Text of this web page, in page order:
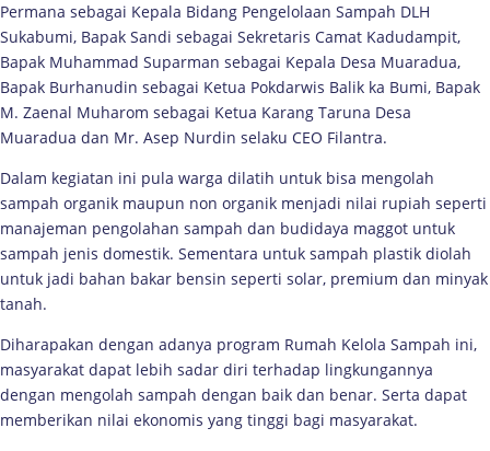
Permana sebagai Kepala Bidang Pengelolaan Sampah DLH
Sukabumi, Bapak Sandi sebagai Sekretaris Camat Kadudampit,
Bapak Muhammad Suparman sebagai Kepala Desa Muaradua,
Bapak Burhanudin sebagai Ketua Pokdarwis Balik ka Bumi, Bapak
M. Zaenal Muharom sebagai Ketua Karang Taruna Desa
Muaradua dan Mr. Asep Nurdin selaku CEO Filantra.
Dalam kegiatan ini pula warga dilatih untuk bisa mengolah
sampah organik maupun non organik menjadi nilai rupiah seperti
manajeman pengolahan sampah dan budidaya maggot untuk
sampah jenis domestik. Sementara untuk sampah plastik diolah
untuk jadi bahan bakar bensin seperti solar, premium dan minyak
tanah.
Diharapakan dengan adanya program Rumah Kelola Sampah ini,
masyarakat dapat lebih sadar diri terhadap lingkungannya
dengan mengolah sampah dengan baik dan benar. Serta dapat
memberikan nilai ekonomis yang tinggi bagi masyarakat.